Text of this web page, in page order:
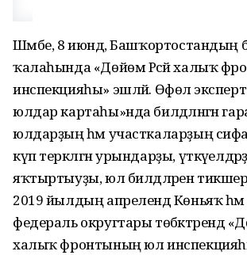
Шәмбе, 8 июндә, Башҡортостандың
ҡалаһында «Дөйөм Рәсәй халыҡ
инспекцияһы» эшләй. Өфөлә
юлдар картаһы»нда билдәләнгән
юлдарҙың һәм участкаларҙың
күп теркәлгән урындарҙы,
яҡтыртыуҙы, юл билдәләрен
2019 йылдың апрелендә Көньяҡ
федераль округтары төбәктәрендә
халыҡ фронтының юл